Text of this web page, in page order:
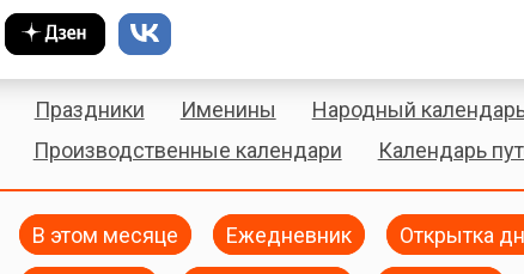
Праздники Именины Народный
Производственные календари Календарь
В этом месяце Ежедневник Открытка